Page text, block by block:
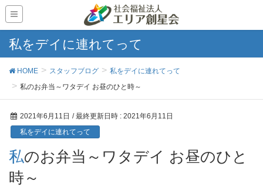
私をデイに連れてって
HOME スタッフブログ
私をデイに連れてって
私のお弁当～ワタデイ お昼のひと時～
2021年6月11日 / 最終更新日時 : 2021年6月11日
私をデイに連れてって
私のお弁当～ワタデイ お昼のひと
時～